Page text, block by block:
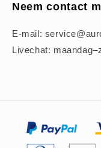
Neem contact
E-mail:
Livechat: